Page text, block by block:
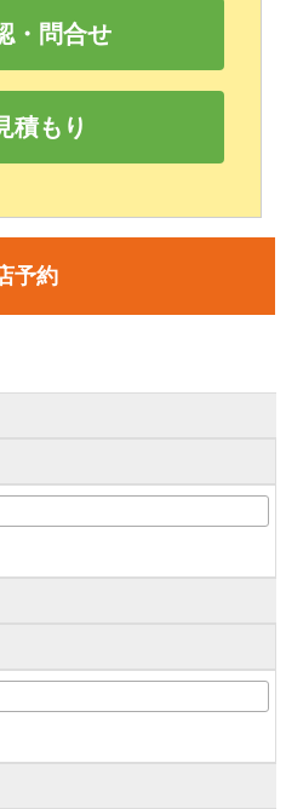
・問合せ
積もり
予約